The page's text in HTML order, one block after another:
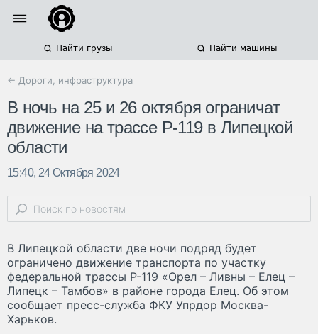
Найти грузы Найти машины
← Дороги, инфраструктура
В ночь на 25 и 26 октября ограничат
движение на трассе Р-119 в Липецкой
области
15:40, 24 Октября 2024
В Липецкой области две ночи подряд будет
ограничено движение транспорта по участку
федеральной трассы Р-119 «Орел – Ливны – Елец –
Липецк – Тамбов» в районе города Елец. Об этом
сообщает пресс-служба ФКУ Упрдор Москва-
Харьков.